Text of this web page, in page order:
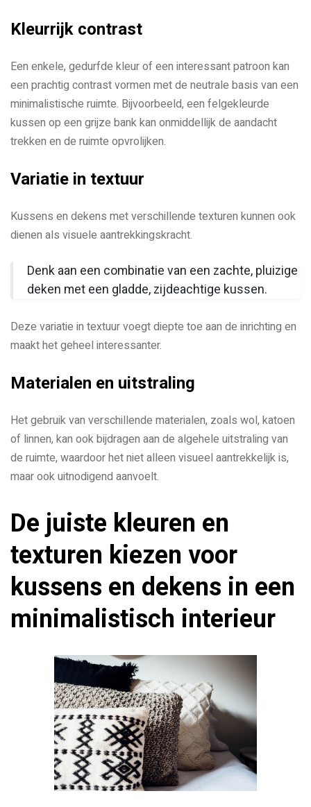
Kleurrijk contrast
Een enkele, gedurfde kleur of een interessant patroon kan
een prachtig contrast vormen met de neutrale basis van een
minimalistische ruimte. Bijvoorbeeld, een felgekleurde
kussen op een grijze bank kan onmiddellijk de aandacht
trekken en de ruimte opvrolijken.
Variatie in textuur
Kussens en dekens met verschillende texturen kunnen ook
dienen als visuele aantrekkingskracht.
Denk aan een combinatie van een zachte, pluizige
deken met een gladde, zijdeachtige kussen.
Deze variatie in textuur voegt diepte toe aan de inrichting en
maakt het geheel interessanter.
Materialen en uitstraling
Het gebruik van verschillende materialen, zoals wol, katoen
of linnen, kan ook bijdragen aan de algehele uitstraling van
de ruimte, waardoor het niet alleen visueel aantrekkelijk is,
maar ook uitnodigend aanvoelt.
De juiste kleuren en
texturen kiezen voor
kussens en dekens in een
minimalistisch interieur